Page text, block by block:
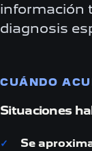
información
diagnosis
CUÁNDO
Situaciones
Se